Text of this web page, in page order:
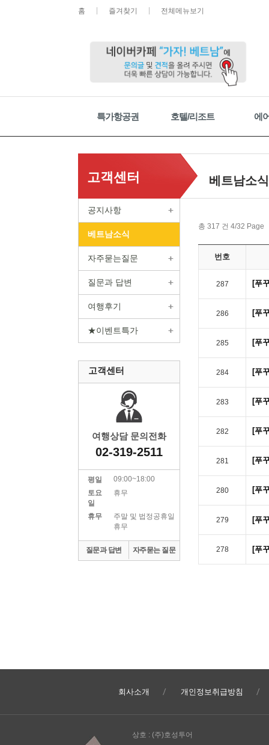
홈 즐겨찾기 전체메뉴보기
특가항공권 호텔/리조트 에
고객센터
공지사항
베트남소식
자주묻는질문
질문과 답변
여행후기
★이벤트특가
고객센터
여행상담 문의전화
02-319-2511
평일
09:00~18:00
토요
일
휴무
휴무
주말 및 법정공휴일
휴무
질문과 답변 자주묻는 질문
베트남소식
총 317 건 4/32 Page
번호
287 [푸
286 [푸
285 [푸
284 [푸
283 [푸
282 [푸
281 [푸
280 [푸
279 [푸
278 [푸
회사소개 개인정보취급방침
상호 : (주)호성투어